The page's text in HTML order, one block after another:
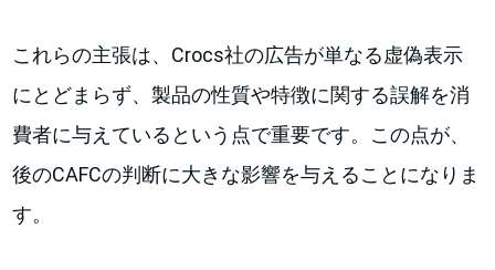
これらの主張は、Crocs社の広告が単なる虚偽表示
にとどまらず、製品の性質や特徴に関する誤解を消
費者に与えているという点で重要です。この点が、
後のCAFCの判断に大きな影響を与えることになりま
す。